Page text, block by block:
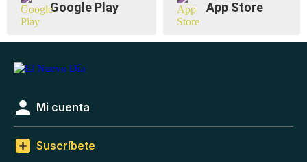
Google Play App Store
Mi cuenta
Suscríbete